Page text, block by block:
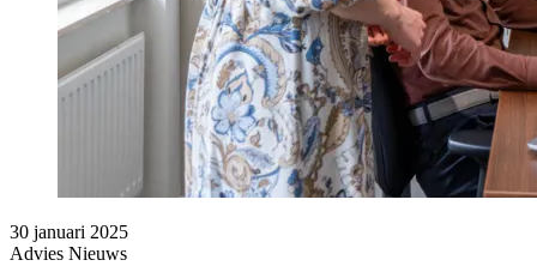
30 januari 2025
Advies Nieuws